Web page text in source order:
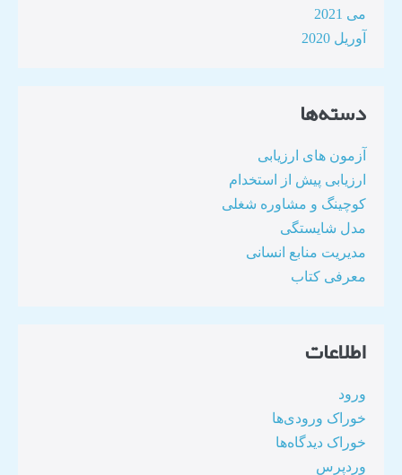
می 2021
آوریل 2020
دسته‌ها
آزمون های ارزیابی
ارزیابی پیش از استخدام
کوچینگ و مشاوره شغلی
مدل شایستگی
مدیریت منابع انسانی
معرفی کتاب
اطلاعات
ورود
خوراک ورودی‌ها
خوراک دیدگاه‌ها
وردپرس